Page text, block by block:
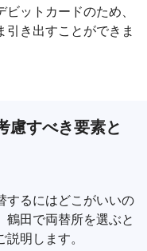
ビットカードのため、
き出すことができま
慮すべき要素と
するにはどこがいいの
鶴田で両替所を選ぶと
明します。